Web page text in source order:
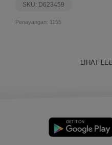
SKU: D623459
Penayangan: 1155
LIHAT